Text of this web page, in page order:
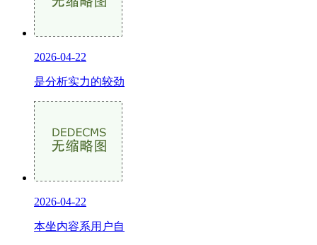
2026-04-22
是分析实力的较劲
2026-04-22
本坐内容系用户自